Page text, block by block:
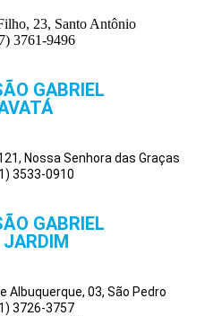
23, Santo Antônio
3761-9496
GABRIEL
Nossa Senhora das Graças
3533-0910
GABRIEL
JARDIM
Albuquerque, 03, São Pedro
3726-3757